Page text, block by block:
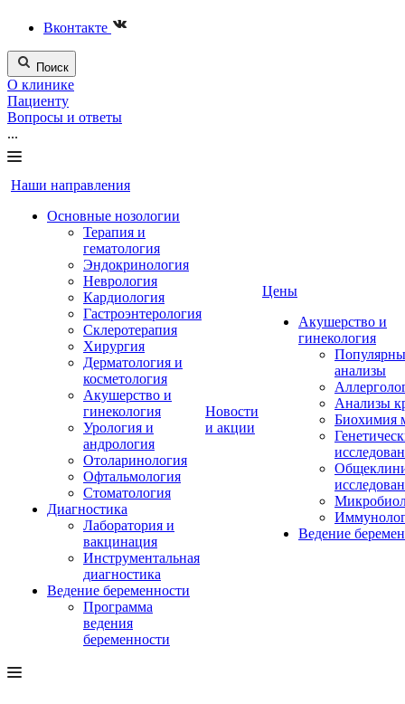
Вконтакте
Поиск
О клинике
Пациенту
Вопросы и ответы
...
Наши направления
Основные нозологии
Терапия и
гематология
Эндокринология
Неврология
Кардиология
Гастроэнтерология
Склеротерапия
Хирургия
Дерматология и
косметология
Акушерство и
гинекология
Урология и
андрология
Отоларинология
Офтальмология
Стоматология
Диагностика
Лаборатория и
вакцинация
Инструментальная
диагностика
Ведение беременности
Программа
ведения
беременности
Новости
и акции
Цены
Акушерство и
гинекология
анализы
Анализы
Биохимия
Ведение